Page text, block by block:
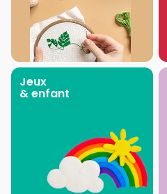
Jeux
& enfant